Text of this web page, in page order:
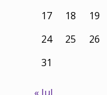
17
18 19
24
25 26
31